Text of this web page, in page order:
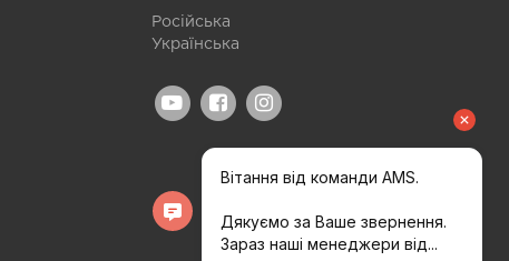
Російська
Українська